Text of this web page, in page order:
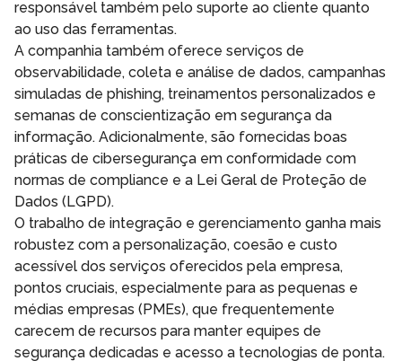
responsável também pelo suporte ao cliente quanto
ao uso das ferramentas.
A companhia também oferece serviços de
observabilidade, coleta e análise de dados, campanhas
simuladas de phishing, treinamentos personalizados e
semanas de conscientização em segurança da
informação. Adicionalmente, são fornecidas boas
práticas de cibersegurança em conformidade com
normas de compliance e a Lei Geral de Proteção de
Dados (LGPD).
O trabalho de integração e gerenciamento ganha mais
robustez com a personalização, coesão e custo
acessível dos serviços oferecidos pela empresa,
pontos cruciais, especialmente para as pequenas e
médias empresas (PMEs), que frequentemente
carecem de recursos para manter equipes de
segurança dedicadas e acesso a tecnologias de ponta.